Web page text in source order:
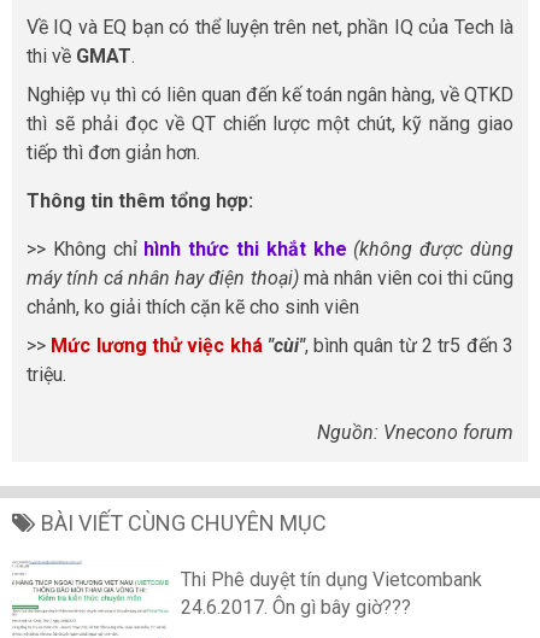
Về IQ và EQ bạn có thể luyện trên net, phần IQ của Tech là
thi về GMAT.
Nghiệp vụ thì có liên quan đến kế toán ngân hàng, về QTKD
thì sẽ phải đọc về QT chiến lược một chút, kỹ năng giao
tiếp thì đơn giản hơn.
Thông tin thêm tổng hợp:
>> Không chỉ hình thức thi khắt khe (không được dùng
máy tính cá nhân hay điện thoại) mà nhân viên coi thi cũng
chảnh, ko giải thích cặn kẽ cho sinh viên
>> Mức lương thử việc khá "cùi", bình quân từ 2 tr5 đến 3
triệu.
Nguồn: Vnecono forum
BÀI VIẾT CÙNG CHUYÊN MỤC
Thi Phê duyệt tín dụng Vietcombank
24.6.2017. Ôn gì bây giờ???